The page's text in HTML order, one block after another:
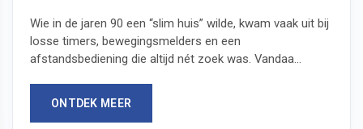
Wie in de jaren 90 een “slim huis” wilde, kwam vaak uit bij
losse timers, bewegingsmelders en een
afstandsbediening die altijd nét zoek was. Vandaa...
ONTDEK MEER